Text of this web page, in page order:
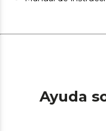
Ayuda